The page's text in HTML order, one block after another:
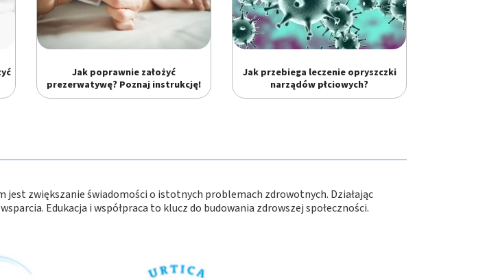
Jak poprawnie założyć
prezerwatywę? Poznaj instrukcję!
Jak przebiega leczenie opryszczki
narządów płciowych?
zwiększanie świadomości o istotnych problemach zdrowotnych. Działając
Edukacja i współpraca to klucz do budowania zdrowszej społeczności.